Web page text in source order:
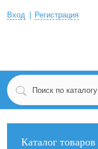
Вход Регистрация
Каталог товаров